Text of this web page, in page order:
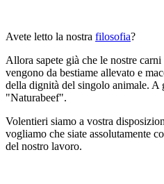
Avete letto la nostra filosofia?
Allora sapete già che le nostre
vengono da bestiame allevato e
della dignità del singolo animale. A
"Naturabeef".
Volentieri siamo a vostra
vogliamo che siate assolutamente
del nostro lavoro.